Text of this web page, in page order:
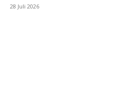
28 Juli 2026